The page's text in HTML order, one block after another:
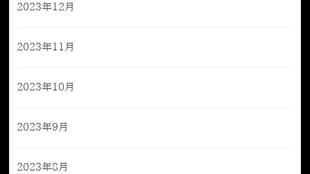
2023年12月
2023年11月
2023年10月
2023年9月
2023年8月